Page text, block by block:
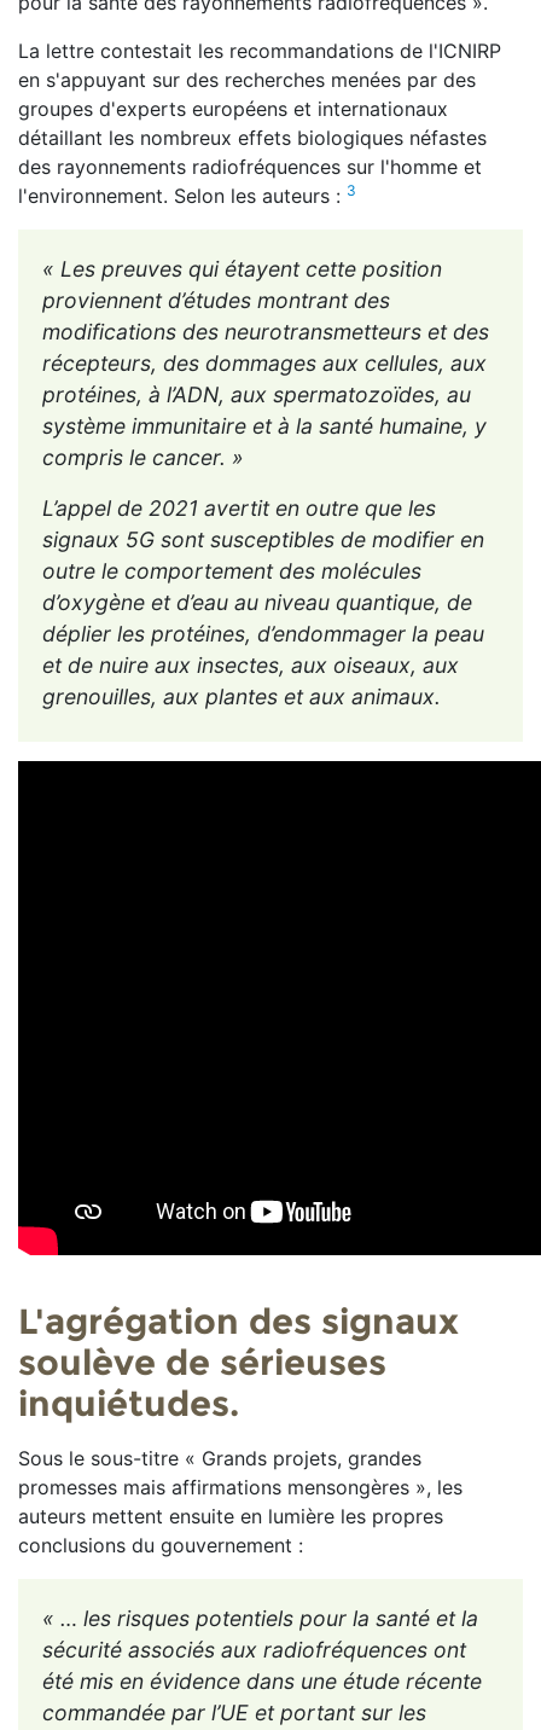
La lettre contestait les recommandations de l'ICNIRP
en s'appuyant sur des recherches menées par des
groupes d'experts européens et internationaux
détaillant les nombreux effets biologiques néfastes
des rayonnements radiofréquences sur l'homme et
l'environnement. Selon les auteurs : 3
« Les preuves qui étayent cette position
proviennent d’études montrant des
modifications des neurotransmetteurs et des
récepteurs, des dommages aux cellules, aux
protéines, à l’ADN, aux spermatozoïdes, au
système immunitaire et à la santé humaine, y
compris le cancer. »
L’appel de 2021 avertit en outre que les
signaux 5G sont susceptibles de modifier en
outre le comportement des molécules
d’oxygène et d’eau au niveau quantique, de
déplier les protéines, d’endommager la peau
et de nuire aux insectes, aux oiseaux, aux
grenouilles, aux plantes et aux animaux.
L'agrégation des signaux
soulève de sérieuses
inquiétudes.
Sous le sous-titre « Grands projets, grandes
promesses mais affirmations mensongères », les
auteurs mettent ensuite en lumière les propres
conclusions du gouvernement :
« … les risques potentiels pour la santé et la
sécurité associés aux radiofréquences ont
été mis en évidence dans une étude récente
commandée par l’UE et portant sur les